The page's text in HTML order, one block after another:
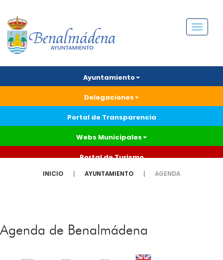
Menú
Ayuntamiento
Delegaciones
Portal de Transparencia
Webs Municipales
Portal de Turismo
INICIO AYUNTAMIENTO AGENDA
Agenda de Benalmádena